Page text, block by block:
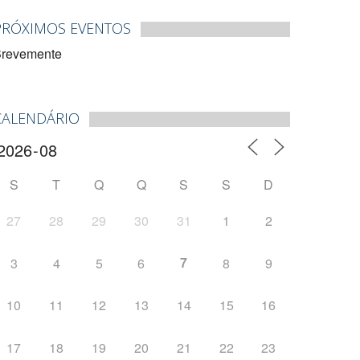
EVENTOS
S T Q Q S S
D
27
28 29 30 31 1 2
3 4 5 6 7 8 9
10 11 12 13 14 15 16
17 18 19 20 21 22 23